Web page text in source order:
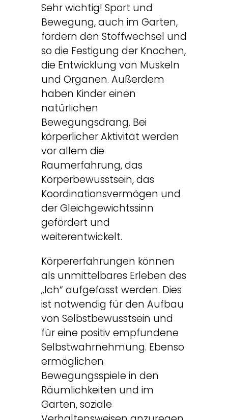
Sehr wichtig! Sport und
Bewegung, auch im Garten,
fördern den Stoffwechsel und
so die Festigung der Knochen,
die Entwicklung von Muskeln
und Organen. Außerdem
haben Kinder einen
natürlichen
Bewegungsdrang. Bei
körperlicher Aktivität werden
vor allem die
Raumerfahrung, das
Körperbewusstsein, das
Koordinationsvermögen und
der Gleichgewichtssinn
gefördert und
weiterentwickelt.
Körpererfahrungen können
als unmittelbares Erleben des
„Ich“ aufgefasst werden. Dies
ist notwendig für den Aufbau
von Selbstbewusstsein und
für eine positiv empfundene
Selbstwahrnehmung. Ebenso
ermöglichen
Bewegungsspiele in den
Räumlichkeiten und im
Garten, soziale